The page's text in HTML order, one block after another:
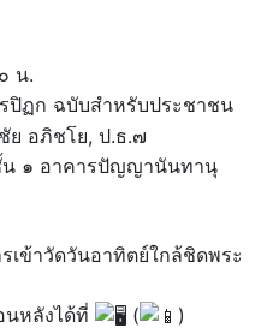
น.
รปิฏก ฉบับสำหรับประชาชน
ย อภิชโย, ป.ธ.๗
๑ อาคารปัญญานันทานุ
เข้าวัดวันอาทิตย์ใกล้ชิดพระ
นหลังได้ที่
(
)​